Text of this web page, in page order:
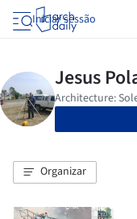
Iniciar sessão
Organizar